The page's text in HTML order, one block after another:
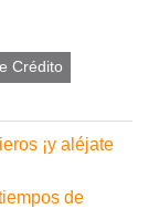
Crédito
¡y aléjate
de